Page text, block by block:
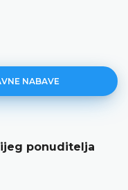
NABAVE
ponuditelja